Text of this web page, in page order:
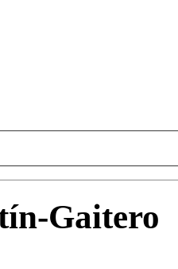
Gaitero